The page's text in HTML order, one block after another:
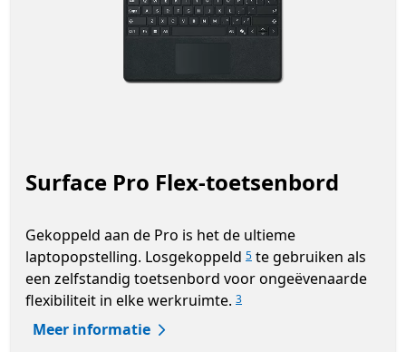
Surface Pro Flex-toetsenbord
Gekoppeld aan de Pro is het de ultieme
laptopopstelling. Losgekoppeld 5 te gebruiken als
een zelfstandig toetsenbord voor ongeëvenaarde
flexibiliteit in elke werkruimte. 3
Meer informatie